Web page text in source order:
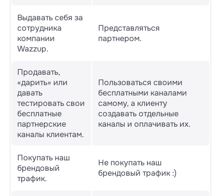
Выдавать себя за
сотрудника
компании
Wazzup.
Представляться
партнером.
Продавать,
«дарить» или
давать
тестировать свои
бесплатные
партнерские
каналы клиентам.
Пользоваться своими
бесплатными каналами
самому, а клиенту
создавать отдельные
каналы и оплачивать их.
Покупать наш
брендовый
трафик.
Не покупать наш
брендовый трафик :)